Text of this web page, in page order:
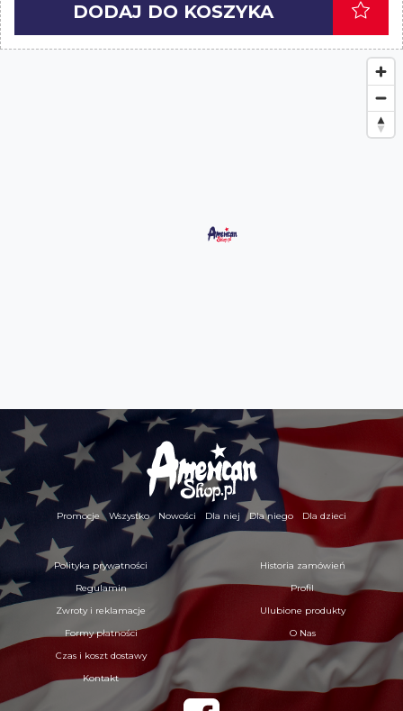
DODAJ DO KOSZYKA
Promocje Wszystko Nowości Dla niej Dla niego Dla dzieci
Polityka prywatności
Regulamin
Zwroty i reklamacje
Historia zamówień
Profil
Ulubione produkty
Formy płatności
Czas i koszt dostawy
Kontakt
O Nas